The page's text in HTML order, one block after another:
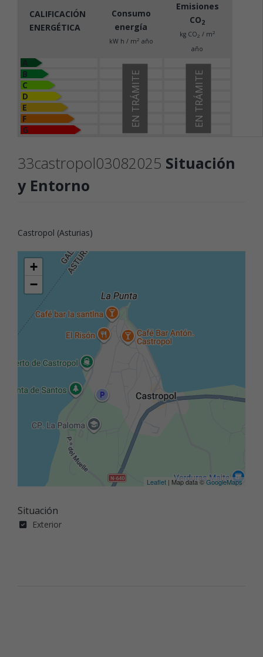
CALIFICACIÓN
ENERGÉTICA
Consumo
energía
kW h / m2 año
Emisiones
CO2
kg CO2 / m2
año
B
C
D
E
F
G
EN TRÁMITE
EN TRÁMITE
33castropol03082025 Situación
y Entorno
Castropol (Asturias)
+
−
Leaflet | Map data ©GoogleMaps
Situación
Exterior